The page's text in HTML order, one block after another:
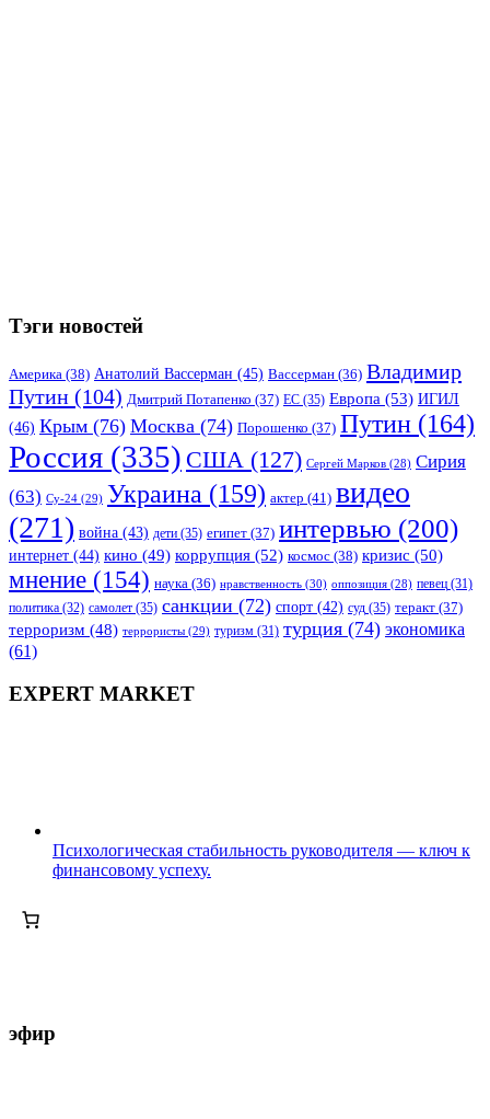
Тэги новостей
Америка (38) Анатолий Вассерман (45) Вассерман (36) Владимир
Путин (104) Дмитрий Потапенко (37) ЕС (35) Европа (53) ИГИЛ
(46) Крым (76) Москва (74) Порошенко (37) Путин (164)
Россия (335) США (127) Сергей Марков (28) Сирия
(63) Су-24 (29) Украина (159) актер (41) видео
(271) война (43) дети (35) египет (37) интервью (200)
интернет (44) кино (49) коррупция (52) космос (38) кризис (50)
мнение (154) наука (36) нравственность (30) оппозиция (28) певец (31)
политика (32) самолет (35) санкции (72) спорт (42) суд (35) теракт (37)
терроризм (48) террористы (29) туризм (31) турция (74) экономика
(61)
EXPERT MARKET
Психологическая стабильность руководителя — ключ к
финансовому успеху.
эфир